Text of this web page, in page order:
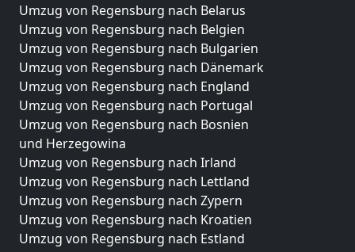
Umzug von Regensburg nach Belarus
Umzug von Regensburg nach Belgien
Umzug von Regensburg nach Bulgarien
Umzug von Regensburg nach Dänemark
Umzug von Regensburg nach England
Umzug von Regensburg nach Portugal
Umzug von Regensburg nach Bosnien
und Herzegowina
Umzug von Regensburg nach Irland
Umzug von Regensburg nach Lettland
Umzug von Regensburg nach Zypern
Umzug von Regensburg nach Kroatien
Umzug von Regensburg nach Estland